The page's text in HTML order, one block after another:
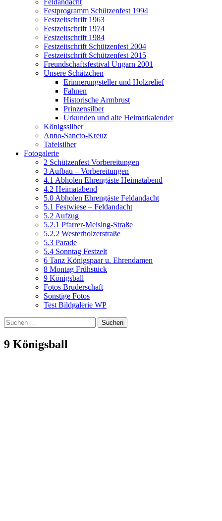
Festprogramm Schützenfest 1994
Festzeitschrift 1963
Festzeitschrift 1974
Festzeitschrift 1984
Festzeitschrift Schützenfest 2004
Festzeitschrift Schützenfest 2015
Freundschaftsfestival Ungarn 2001
Unsere Schätzchen
Erinnerungsteller und Holzrelief
Fahnen
Historische Armbrust
Prinzensilber
Urkunden und alte Heimatkalender
Königssilber
Anno-Sancto-Kreuz
Tafelsilber
Fotogalerie
2 Schützenfest Vorbereitungen
3 Aufbau – Vorbereitungen
4.1 Abholen Ehrengäste Heimatabend
4.2 Heimatabend
5.0 Abholen Ehrengäste Feldandacht
5.1 Festwiese – Feldandacht
5.2 Aufzug
5.2.1 Pfarrer-Meising-Straße
5.2.2 Westerholzerstraße
5.3 Parade
5.4 Sonntag Festzelt
6 Tanz Königspaar u. Ehrendamen
8 Montag Frühstück
9 Königsball
Fotos Bruderschaft
Sonstige Fotos
Test Bildgalerie WP
Suchen
nach:
9 Königsball